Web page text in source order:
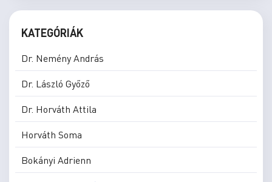
KATEGÓRIÁK
Dr. Nemény András
Dr. László Győző
Dr. Horváth Attila
Horváth Soma
Bokányi Adrienn